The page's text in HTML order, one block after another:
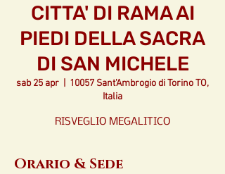
CITTA' DI RAMA AI
PIEDI DELLA SACRA
DI SAN MICHELE
sab 25 apr
10057 Sant'Ambrogio di Torino TO,
Italia
RISVEGLIO MEGALITICO
Orario & Sede